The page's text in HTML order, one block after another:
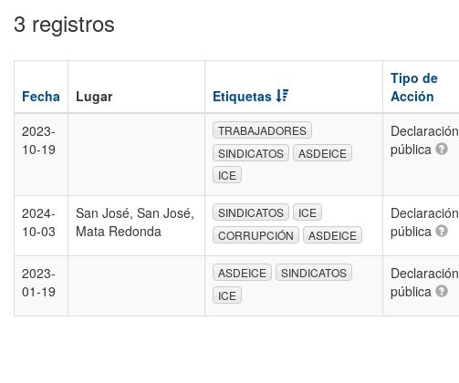
3 registros
Fecha Lugar Etiquetas
Tipo de
Acción
2023-
10-19
TRABAJADORES
SINDICATOS
ASDEICE
ICE
Declaración
pública
2024-
10-03
San José, San José,
Mata Redonda
SINDICATOS
ICE
CORRUPCIÓN
ASDEICE
Declaración
pública
2023-
01-19
ASDEICE
SINDICATOS
ICE
Declaración
pública